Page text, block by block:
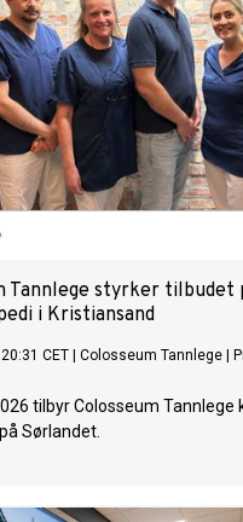
Tannlege styrker tilbudet
i Kristiansand
CET Colosseum Tannlege
tilbyr Colosseum Tannlege
Sørlandet.